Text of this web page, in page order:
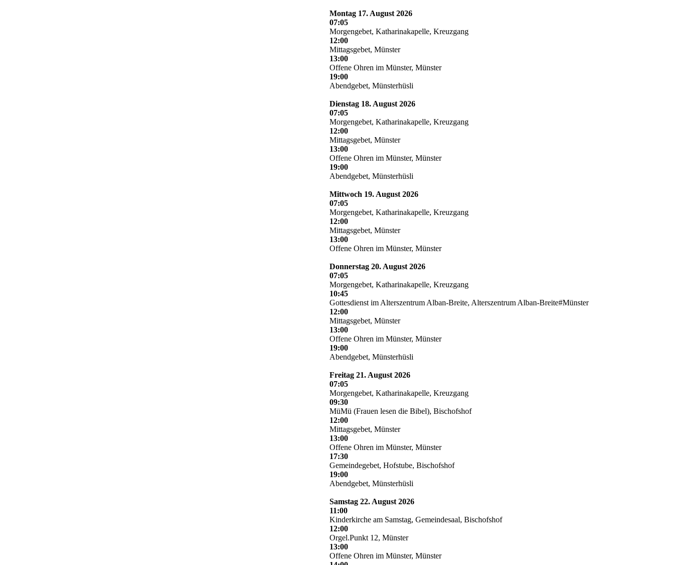
Montag 17. August 2026
07:05
Morgengebet, Katharinakapelle, Kreuzgang
12:00
Mittagsgebet, Münster
13:00
Offene Ohren im Münster, Münster
19:00
Abendgebet, Münsterhüsli
Dienstag 18. August 2026
07:05
Morgengebet, Katharinakapelle, Kreuzgang
12:00
Mittagsgebet, Münster
13:00
Offene Ohren im Münster, Münster
19:00
Abendgebet, Münsterhüsli
Mittwoch 19. August 2026
07:05
Morgengebet, Katharinakapelle, Kreuzgang
12:00
Mittagsgebet, Münster
13:00
Offene Ohren im Münster, Münster
Donnerstag 20. August 2026
07:05
Morgengebet, Katharinakapelle, Kreuzgang
10:45
Gottesdienst im Alterszentrum Alban-Breite, Alterszentrum Alban-Breite#Münster
12:00
Mittagsgebet, Münster
13:00
Offene Ohren im Münster, Münster
19:00
Abendgebet, Münsterhüsli
Freitag 21. August 2026
07:05
Morgengebet, Katharinakapelle, Kreuzgang
09:30
MüMü (Frauen lesen die Bibel), Bischofshof
12:00
Mittagsgebet, Münster
13:00
Offene Ohren im Münster, Münster
17:30
Gemeindegebet, Hofstube, Bischofshof
19:00
Abendgebet, Münsterhüsli
Samstag 22. August 2026
11:00
Kinderkirche am Samstag, Gemeindesaal, Bischofshof
12:00
Orgel.Punkt 12, Münster
13:00
Offene Ohren im Münster, Münster